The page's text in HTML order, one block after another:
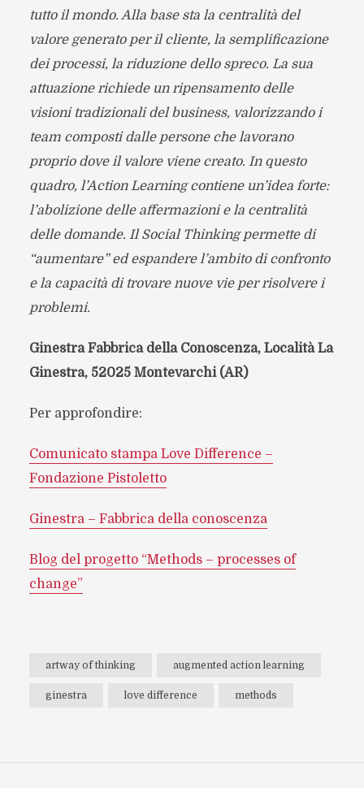
tutto il mondo. Alla base sta la centralità del
valore generato per il cliente, la semplificazione
dei processi, la riduzione dello spreco. La sua
attuazione richiede un ripensamento delle
visioni tradizionali del business, valorizzando i
team composti dalle persone che lavorano
proprio dove il valore viene creato. In questo
quadro, l’Action Learning contiene un’idea forte:
l’abolizione delle affermazioni e la centralità
delle domande. Il Social Thinking permette di
“aumentare” ed espandere l’ambito di confronto
e la capacità di trovare nuove vie per risolvere i
problemi.
Ginestra Fabbrica della Conoscenza, Località La
Ginestra, 52025 Montevarchi (AR)
Per approfondire:
Comunicato stampa Love Difference –
Fondazione Pistoletto
Ginestra – Fabbrica della conoscenza
Blog del progetto “Methods – processes of
change”
artway of thinking augmented action learning
ginestra love difference methods